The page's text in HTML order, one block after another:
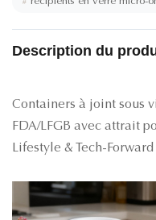
Description du
Containers à joint sous
FDA/LFGB avec attrait
Lifestyle & Tech-Forward